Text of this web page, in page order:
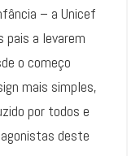
– a Unicef
pais a levarem
o começo
mais simples,
por todos e
deste